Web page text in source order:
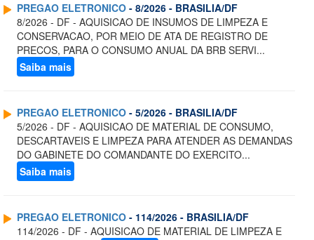
PREGAO ELETRONICO - 8/2026 - BRASILIA/DF
8/2026 - DF - AQUISICAO DE INSUMOS DE LIMPEZA E
CONSERVACAO, POR MEIO DE ATA DE REGISTRO DE
PRECOS, PARA O CONSUMO ANUAL DA BRB SERVI...
Saiba mais
PREGAO ELETRONICO - 5/2026 - BRASILIA/DF
5/2026 - DF - AQUISICAO DE MATERIAL DE CONSUMO,
DESCARTAVEIS E LIMPEZA PARA ATENDER AS DEMANDAS
DO GABINETE DO COMANDANTE DO EXERCITO...
Saiba mais
PREGAO ELETRONICO - 114/2026 - BRASILIA/DF
114/2026 - DF - AQUISICAO DE MATERIAL DE LIMPEZA E